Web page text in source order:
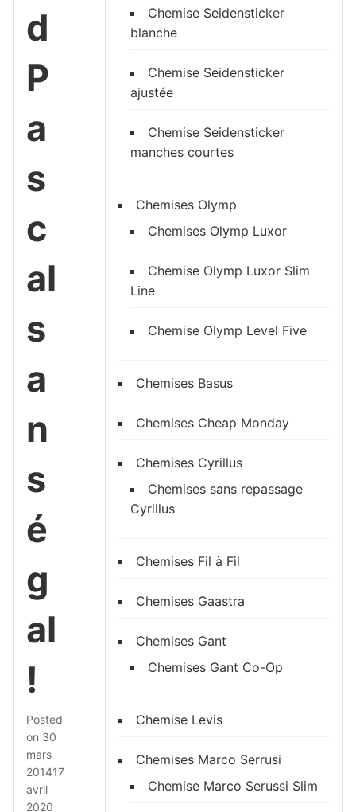
d
P
a
s
c
al
s
a
n
s
é
g
al
!
Posted
on 30
mars
201417
avril
2020
Chemise Seidensticker
blanche
Chemise Seidensticker
ajustée
Chemise Seidensticker
manches courtes
Chemises Olymp
Chemises Olymp Luxor
Chemise Olymp Luxor Slim
Line
Chemise Olymp Level Five
Chemises Basus
Chemises Cheap Monday
Chemises Cyrillus
Chemises sans repassage
Cyrillus
Chemises Fil à Fil
Chemises Gaastra
Chemises Gant
Chemises Gant Co-Op
Chemise Levis
Chemises Marco Serrusi
Chemise Marco Serussi Slim